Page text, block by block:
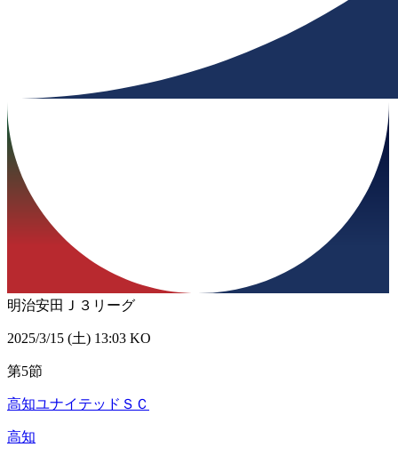
明治安田Ｊ３リーグ
2025/3/15 (土) 13:03 KO
第5節
高知ユナイテッドＳＣ
高知